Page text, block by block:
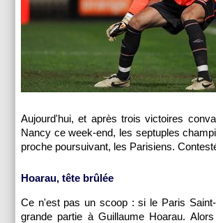
Aujourd'hui, et après trois victoires
Nancy ce week-end, les septuples
proche poursuivant, les Parisiens.
Hoarau, tête brûlée
Ce n'est pas un scoop : si le Paris
grande partie à Guillaume Hoarau.